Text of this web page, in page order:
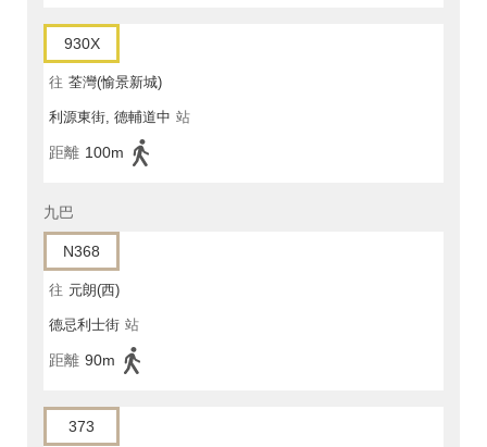
930X
往 荃灣(愉景新城)
利源東街, 德輔道中 站
距離 100m
九巴
N368
往 元朗(西)
德忌利士街 站
距離 90m
373